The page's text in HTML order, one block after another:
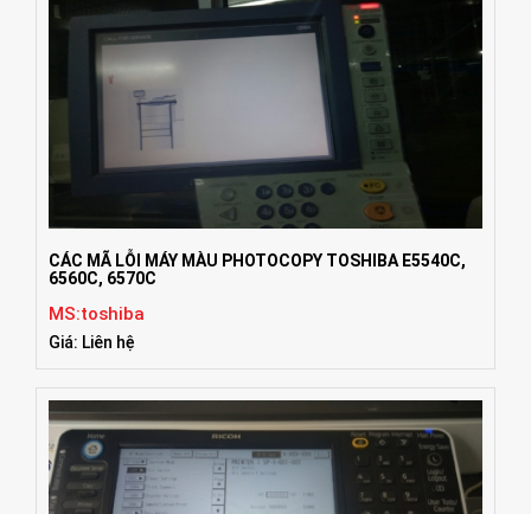
CÁC MÃ LỖI MÁY MÀU PHOTOCOPY TOSHIBA E5540C,
6560C, 6570C
MS:toshiba
Giá: Liên hệ